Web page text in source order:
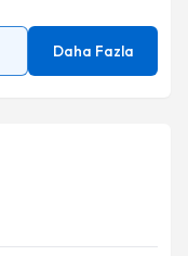
Daha Fazla